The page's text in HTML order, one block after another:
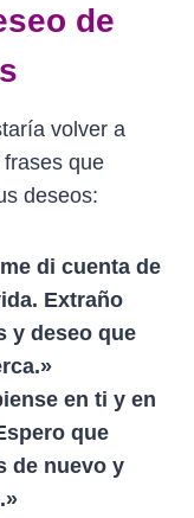
de
volver a
que
deseos:
di cuenta de
Extraño
y deseo que
en ti y en
que
de nuevo y